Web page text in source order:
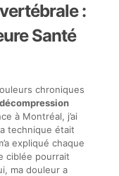
:
Santé
chroniques
décompression
à Montréal, j’ai
technique était
expliqué chaque
ciblée pourrait
ma douleur a